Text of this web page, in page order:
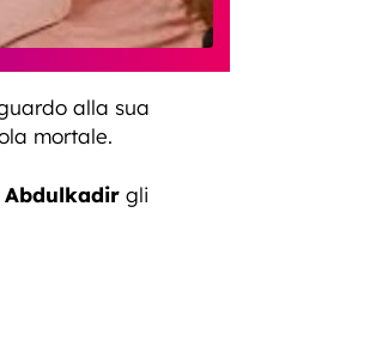
alla sua
mortale.
Abdulkadir gli